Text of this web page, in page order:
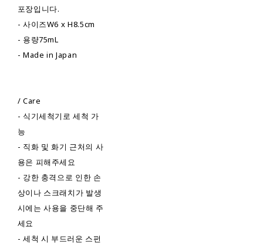
포장입니다.
- 사이즈W6 x H8.5cm
- 용량75mL
- Made in Japan
/ Care
- 식기세척기로 세척 가
능
- 직화 및 화기 근처의 사
용은 피해주세요
- 강한 충격으로 인한 손
상이나 스크래치가 발생
시에는 사용을 중단해 주
세요
- 세척 시 부드러운 스펀